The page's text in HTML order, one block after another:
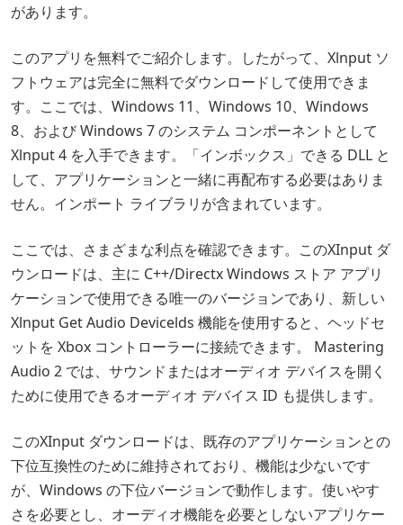
があります。
このアプリを無料でご紹介します。したがって、Xlnput ソ
フトウェアは完全に無料でダウンロードして使用できま
す。ここでは、Windows 11、Windows 10、Windows
8、および Windows 7 のシステム コンポーネントとして
Xlnput 4 を入手できます。「インボックス」できる DLL と
して、アプリケーションと一緒に再配布する必要はありま
せん。インポート ライブラリが含まれています。
ここでは、さまざまな利点を確認できます。このXInput ダ
ウンロードは、主に C++/Directx Windows ストア アプリ
ケーションで使用できる唯一のバージョンであり、新しい
Xlnput Get Audio Devicelds 機能を使用すると、ヘッドセ
ットを Xbox コントローラーに接続できます。 Mastering
Audio 2 では、サウンドまたはオーディオ デバイスを開く
ために使用できるオーディオ デバイス ID も提供します。
このXInput ダウンロードは、既存のアプリケーションとの
下位互換性のために維持されており、機能は少ないです
が、Windows の下位バージョンで動作します。使いやす
さを必要とし、オーディオ機能を必要としないアプリケー